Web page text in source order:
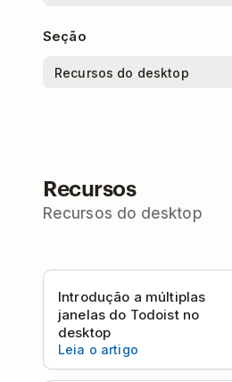
Seção
Recursos
Recursos do desktop
Introdução a múltiplas
janelas do Todoist no
desktop
Leia o artigo